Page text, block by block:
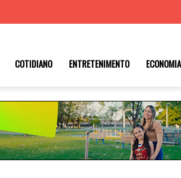
COTIDIANO ENTRETENIMENTO ECONOMIA